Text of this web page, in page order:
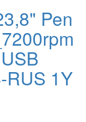
Pen
RUS 1Y